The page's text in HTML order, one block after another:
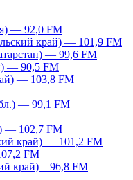
— 92,0 FM
край) — 101,9 FM
— 99,6 FM
— 90,5 FM
— 103,8 FM
— 99,1 FM
— 102,7 FM
край) — 101,2 FM
FM
край) – 96,8 FM